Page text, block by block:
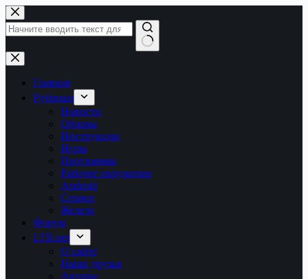
Перейти
к
сути
Ничего
не
найденоГлавная
Рубрики
Новости
Обзоры
Инструкции
Игры
Программы
Рабочее окружение
Android
Сервер
Железо
Форум
LTB.net
О сайте
Наши друзья
Авторы